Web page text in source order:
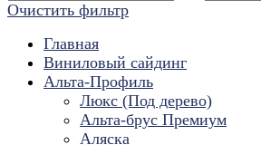
Очистить фильтр
Главная
Виниловый сайдинг
Альта-Профиль
Люкс (Под дерево)
Альта-брус Премиум
Аляска